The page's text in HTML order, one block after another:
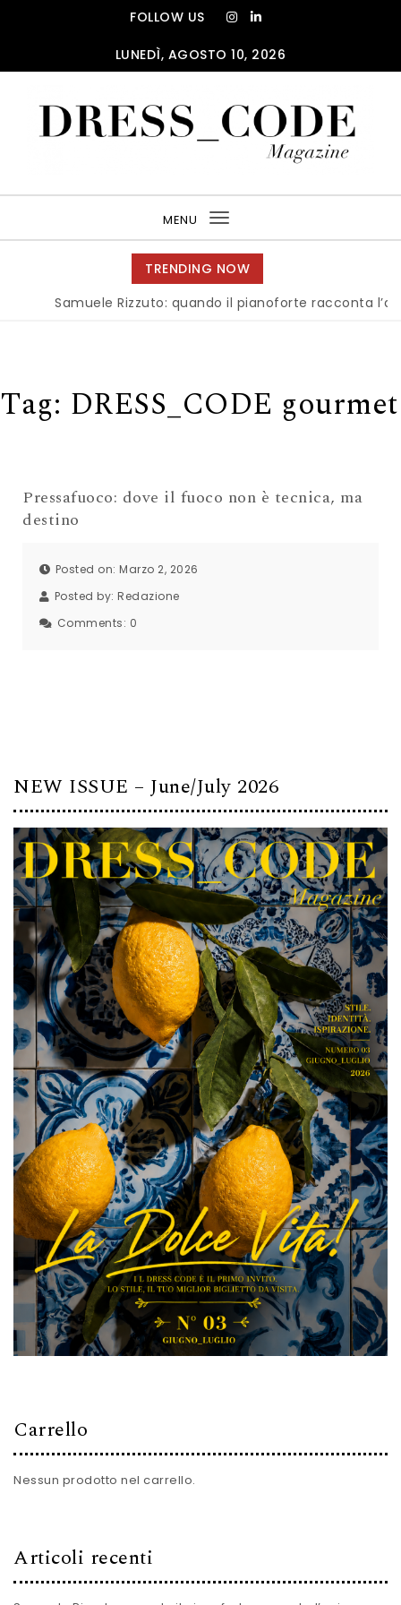
FOLLOW US
LUNEDÌ, AGOSTO 10, 2026
MENU
Toggle
navigation
TRENDING NOW
Samuele Rizzuto: quando il pianoforte racconta
Tag: DRESS_CODE gourmet
Pressafuoco: dove il fuoco non è tecnica, ma
destino
Posted on: Marzo 2, 2026
Posted by: Redazione
Comments: 0
NEW ISSUE – June/July 2026
Carrello
Nessun prodotto nel carrello.
Articoli recenti